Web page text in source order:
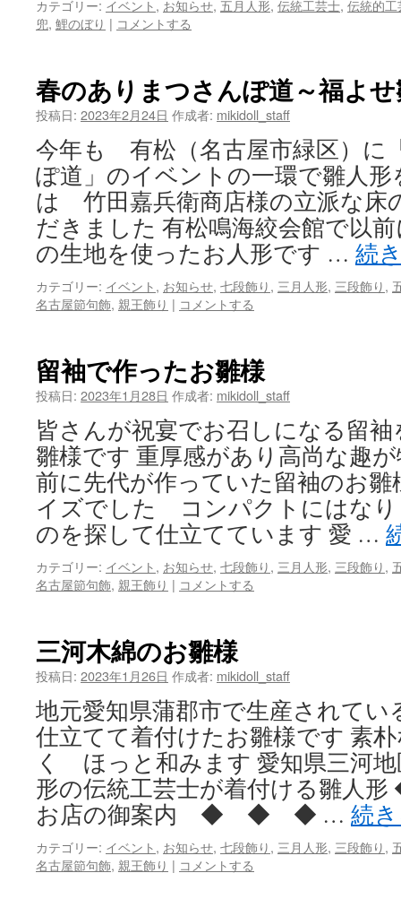
カテゴリー: イベント, お知らせ, 五月人形, 伝統工芸士, 伝統的工
兜, 鯉のぼり | コメントする
春のありまつさんぽ道～福よ
投稿日: 2023年2月24日 作成者: mikidoll_staff
今年も 有松（名古屋市緑区）に
ぽ道」のイベントの一環で雛人
は 竹田嘉兵衛商店様の立派な床
だきました 有松鳴海絞会館で以
の生地を使ったお人形です … 続
カテゴリー: イベント, お知らせ, 七段飾り, 三月人形, 三段飾り,
名古屋節句飾, 親王飾り | コメントする
留袖で作ったお雛様
投稿日: 2023年1月28日 作成者: mikidoll_staff
皆さんが祝宴でお召しになる留
雛様です 重厚感があり高尚な趣
前に先代が作っていた留袖のお
イズでした コンパクトにはな
のを探して仕立てています 愛 …
カテゴリー: イベント, お知らせ, 七段飾り, 三月人形, 三段飾り,
名古屋節句飾, 親王飾り | コメントする
三河木綿のお雛様
投稿日: 2023年1月26日 作成者: mikidoll_staff
地元愛知県蒲郡市で生産されてい
仕立てて着付けたお雛様です 素
く ほっと和みます 愛知県三河
形の伝統工芸士が着付け
お店の御案内 ◆ ◆ ◆ … 続
カテゴリー: イベント, お知らせ, 七段飾り, 三月人形, 三段飾り,
名古屋節句飾, 親王飾り | コメントする